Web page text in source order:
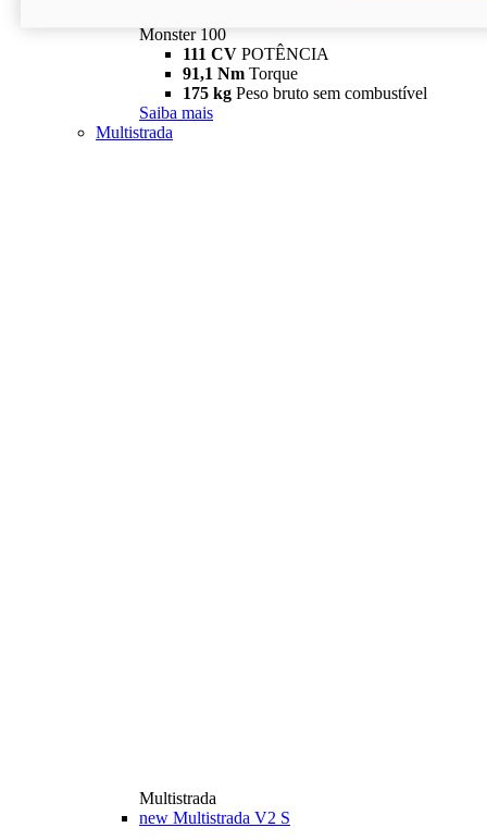
Monster 100
111 CV POTÊNCIA
91,1 Nm Torque
175 kg Peso bruto sem combustível
Saiba mais
Multistrada
Multistrada
new Multistrada V2 S